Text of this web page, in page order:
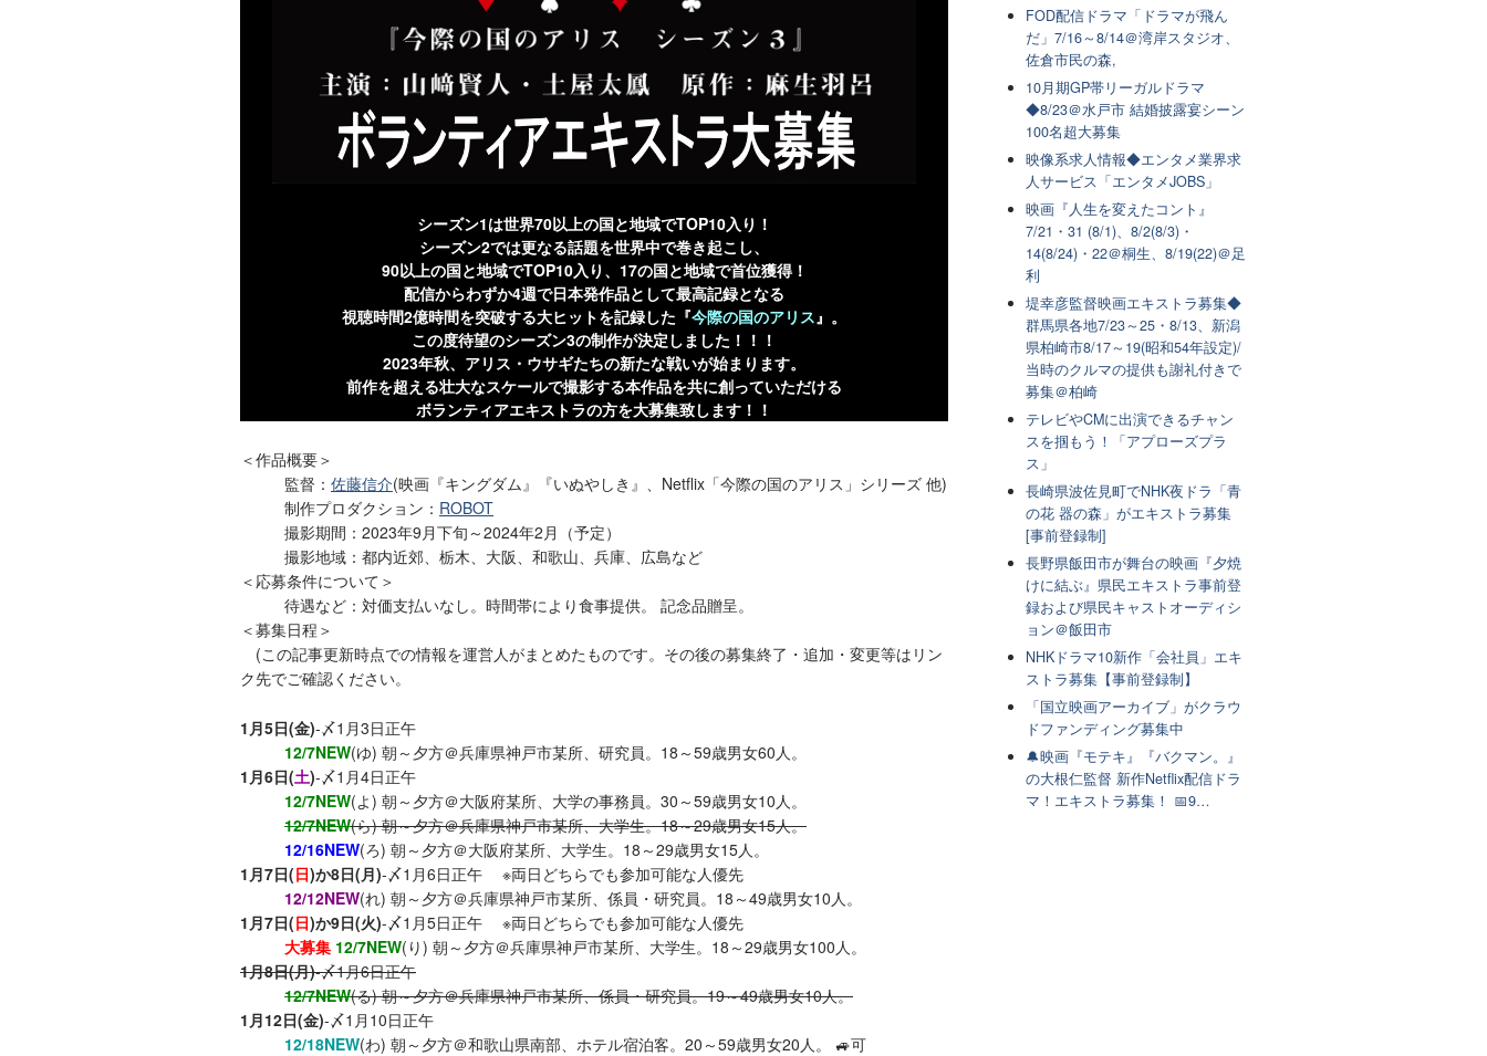
シーズン1は世界70以上の国と地域でTOP10入り！
シーズン2では更なる話題を世界中で巻き起こし、
90以上の国と地域でTOP10入り、17の国と地域で首位獲得！
配信からわずか4週で日本発作品として最高記録となる
視聴時間2億時間を突破する大ヒットを記録した『今際の国のアリス』。
この度待望のシーズン3の制作が決定しました！！！
2023年秋、アリス・ウサギたちの新たな戦いが始まります。
前作を超える壮大なスケールで撮影する本作品を共に創っていただける
ボランティアエキストラの方を大募集致します！！
＜作品概要＞
監督： 佐藤信介(映画『キングダム』『いぬやしき』、Netflix「今際の国のアリス」シリーズ 他)
制作プロダクション： ROBOT
撮影期間：2023年9月下旬～2024年2月（予定）
撮影地域：都内近郊、栃木、大阪、和歌山、兵庫、広島など
＜応募条件について＞
待遇など：対価支払いなし。時間帯により食事提供。 記念品贈呈。
＜募集日程＞
(この記事更新時点での情報を運営人がまとめたものです。その後の募集終了・追加・変更等はリン
ク先でご確認ください。
1月5日(金)-〆1月3日正午
12/7NEW(ゆ) 朝～夕方＠兵庫県神戸市某所、研究員。18～59歳男女60人。
1月6日(土)-〆1月4日正午
12/7NEW(よ) 朝～夕方＠大阪府某所、大学の事務員。30～59歳男女10人。
12/7NEW(ら) 朝～夕方＠兵庫県神戸市某所、大学生。18～29歳男女15人。
12/16NEW(ろ) 朝～夕方＠大阪府某所、大学生。18～29歳男女15人。
1月7日(日)か8日(月)-〆1月6日正午 ※両日どちらでも参加可能な人優先
12/12NEW(れ) 朝～夕方＠兵庫県神戸市某所、係員・研究員。18～49歳男女10人。
1月7日(日)か9日(火)-〆1月5日正午 ※両日どちらでも参加可能な人優先
大募集 12/7NEW(り) 朝～夕方＠兵庫県神戸市某所、大学生。18～29歳男女100人。
1月8日(月)-〆1月6日正午
12/7NEW(る) 朝～夕方＠兵庫県神戸市某所、係員・研究員。19～49歳男女10人。
1月12日(金)-〆1月10日正午
12/18NEW(わ) 朝～夕方＠和歌山県南部、ホテル宿泊客。20～59歳男女20人。 🚙可
FOD配信ドラマ「ドラマが飛ん
だ」7/16～8/14＠湾岸スタジオ、
佐倉市民の森,
10月期GP帯リーガルドラマ
◆8/23＠水戸市 結婚披露宴シーン
100名超大募集
映像系求人情報◆エンタメ業界求
人サービス「エンタメJOBS」
映画『人生を変えたコント』
7/21・31 (8/1)、8/2(8/3)・
14(8/24)・22＠桐生、8/19(22)＠足
利
堤幸彦監督映画エキストラ募集◆
群馬県各地7/23～25・8/13、新潟
県柏崎市8/17～19(昭和54年設定)/
当時のクルマの提供も謝礼付きで
募集＠柏崎
テレビやCMに出演できるチャン
スを掴もう！「アプローズプラ
ス」
長崎県波佐見町でNHK夜ドラ「青
の花 器の森」がエキストラ募集
[事前登録制]
長野県飯田市が舞台の映画『夕焼
けに結ぶ』県民エキストラ事前登
録および県民キャストオーディシ
ョン＠飯田市
NHKドラマ10新作「会社員」エキ
ストラ募集【事前登録制】
「国立映画アーカイブ」がクラウ
ドファンディング募集中
🔔映画『モテキ』『バクマン。』
の大根仁監督 新作Netflix配信ドラ
マ！エキストラ募集！ 📅9…